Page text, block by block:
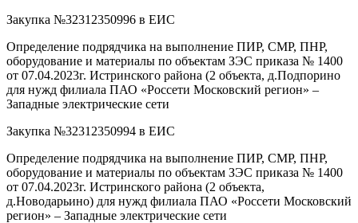
Закупка №32312350996 в ЕИС
Определение подрядчика на выполнение ПИР, СМР, ПНР,
оборудование и материалы по объектам ЗЭС приказа № 1400
от 07.04.2023г. Истринского района (2 объекта, д.Подпорино
для нужд филиала ПАО «Россети Московский регион» –
Западные электрические сети
Закупка №32312350994 в ЕИС
Определение подрядчика на выполнение ПИР, СМР, ПНР,
оборудование и материалы по объектам ЗЭС приказа № 1400
от 07.04.2023г. Истринского района (2 объекта,
д.Новодарьино) для нужд филиала ПАО «Россети Московский
регион» – Западные электрические сети